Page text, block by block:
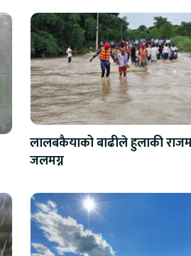
लालबकैयाको बाढीले हुलाकी
जलमग्न